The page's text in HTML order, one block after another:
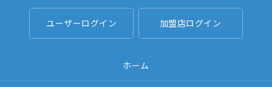
ユーザーログイン 加盟店ログイン
ホーム